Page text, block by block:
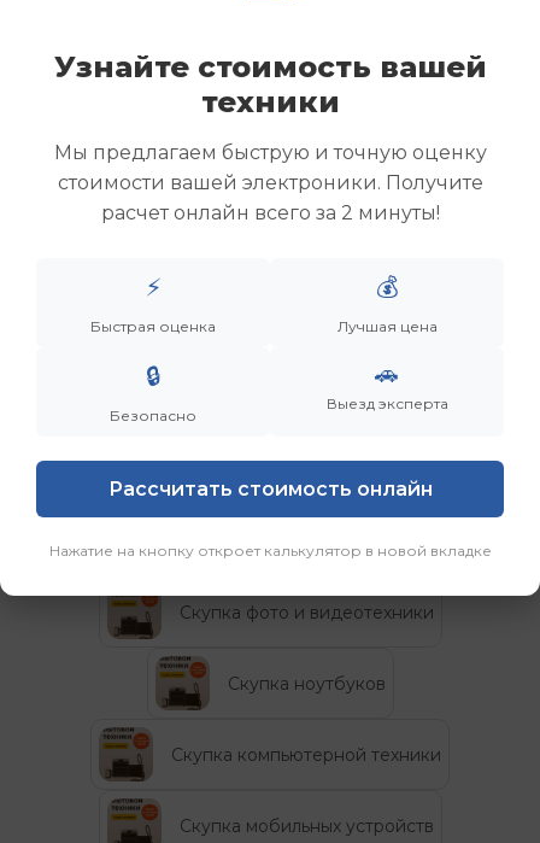
Дронов Матвей Викторович
“Мы не скупаем старую технику. Мы даем вещам
вторую жизнь, а их владельцам — новую
возможность.”
Категории
Скупка фото и видеотехники
Скупка ноутбуков
Скупка компьютерной техники
Скупка мобильных устройств
Узнайте стоимость вашей
техники
Мы предлагаем быструю и точную оценку
стоимости вашей электроники. Получите
расчет онлайн всего за 2 минуты!
⚡
Быстрая оценка
💰
Лучшая цена
🔒
Безопасно
🚗
Выезд эксперта
Рассчитать стоимость онлайн
Нажатие на кнопку откроет калькулятор в новой вкладке